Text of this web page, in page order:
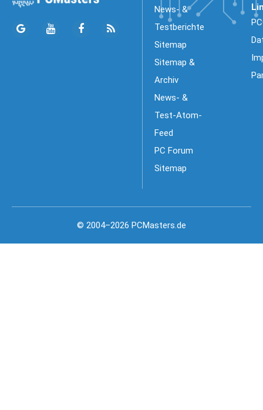
News- &
Testberichte
Sitemap
Sitemap &
Archiv
News- &
Test-Atom-
Feed
PC Forum
Sitemap
© 2004–2026 PCMasters.de